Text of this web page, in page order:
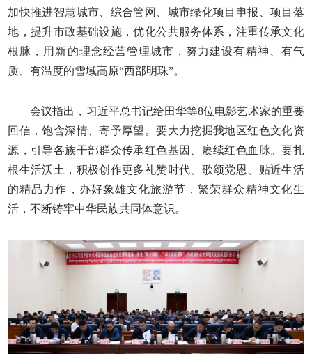
加快推进智慧城市、综合管网、城市绿化项目申报、项目落
地，提升市政基础设施，优化公共服务体系，注重传承文化
根脉，用新的理念经营管理城市，努力建设有精神、有气
质、有温度的雪域高原“西部明珠”。
会议指出，习近平总书记给田华等8位电影艺术家的重要
回信，饱含深情、寄予厚望。要大力挖掘我地区红色文化资
源，引导各族干部群众传承红色基因、赓续红色血脉。要扎
根生活沃土，积极创作更多礼赞时代、歌颂党恩、贴近生活
的精品力作，办好象雄文化旅游节，繁荣群众精神文化生
活，不断铸牢中华民族共同体意识。